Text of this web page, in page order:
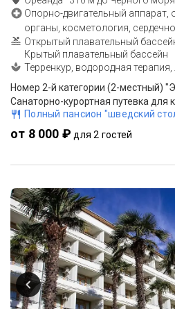
Опорно-двигательный аппарат,
органы, косметология,
Открытый плавательный
Крытый плавательный бассейн
Терренкур, водородная
Номер 2-й категории (2-местный)
Санаторно-курортная путевка для
Полный пансион "шведский
от 8 000 ₽ для 2 гостей